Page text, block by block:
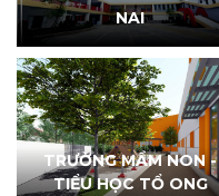
NAI
TRƯỜNG MẦM NON -
TIỂU HỌC TỔ ONG